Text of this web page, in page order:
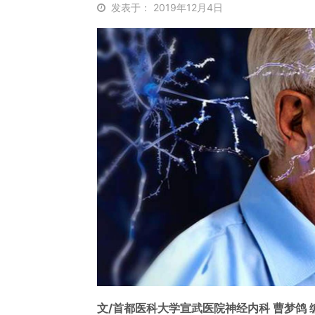
发表于： 2019年12月4日
文/首都医科大学宣武医院神经内科 曹梦鸽